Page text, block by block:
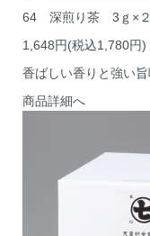
64 深煎り茶 3ｇ×
1,648円(税込1,780円)
香ばしい香りと強い
商品詳細へ